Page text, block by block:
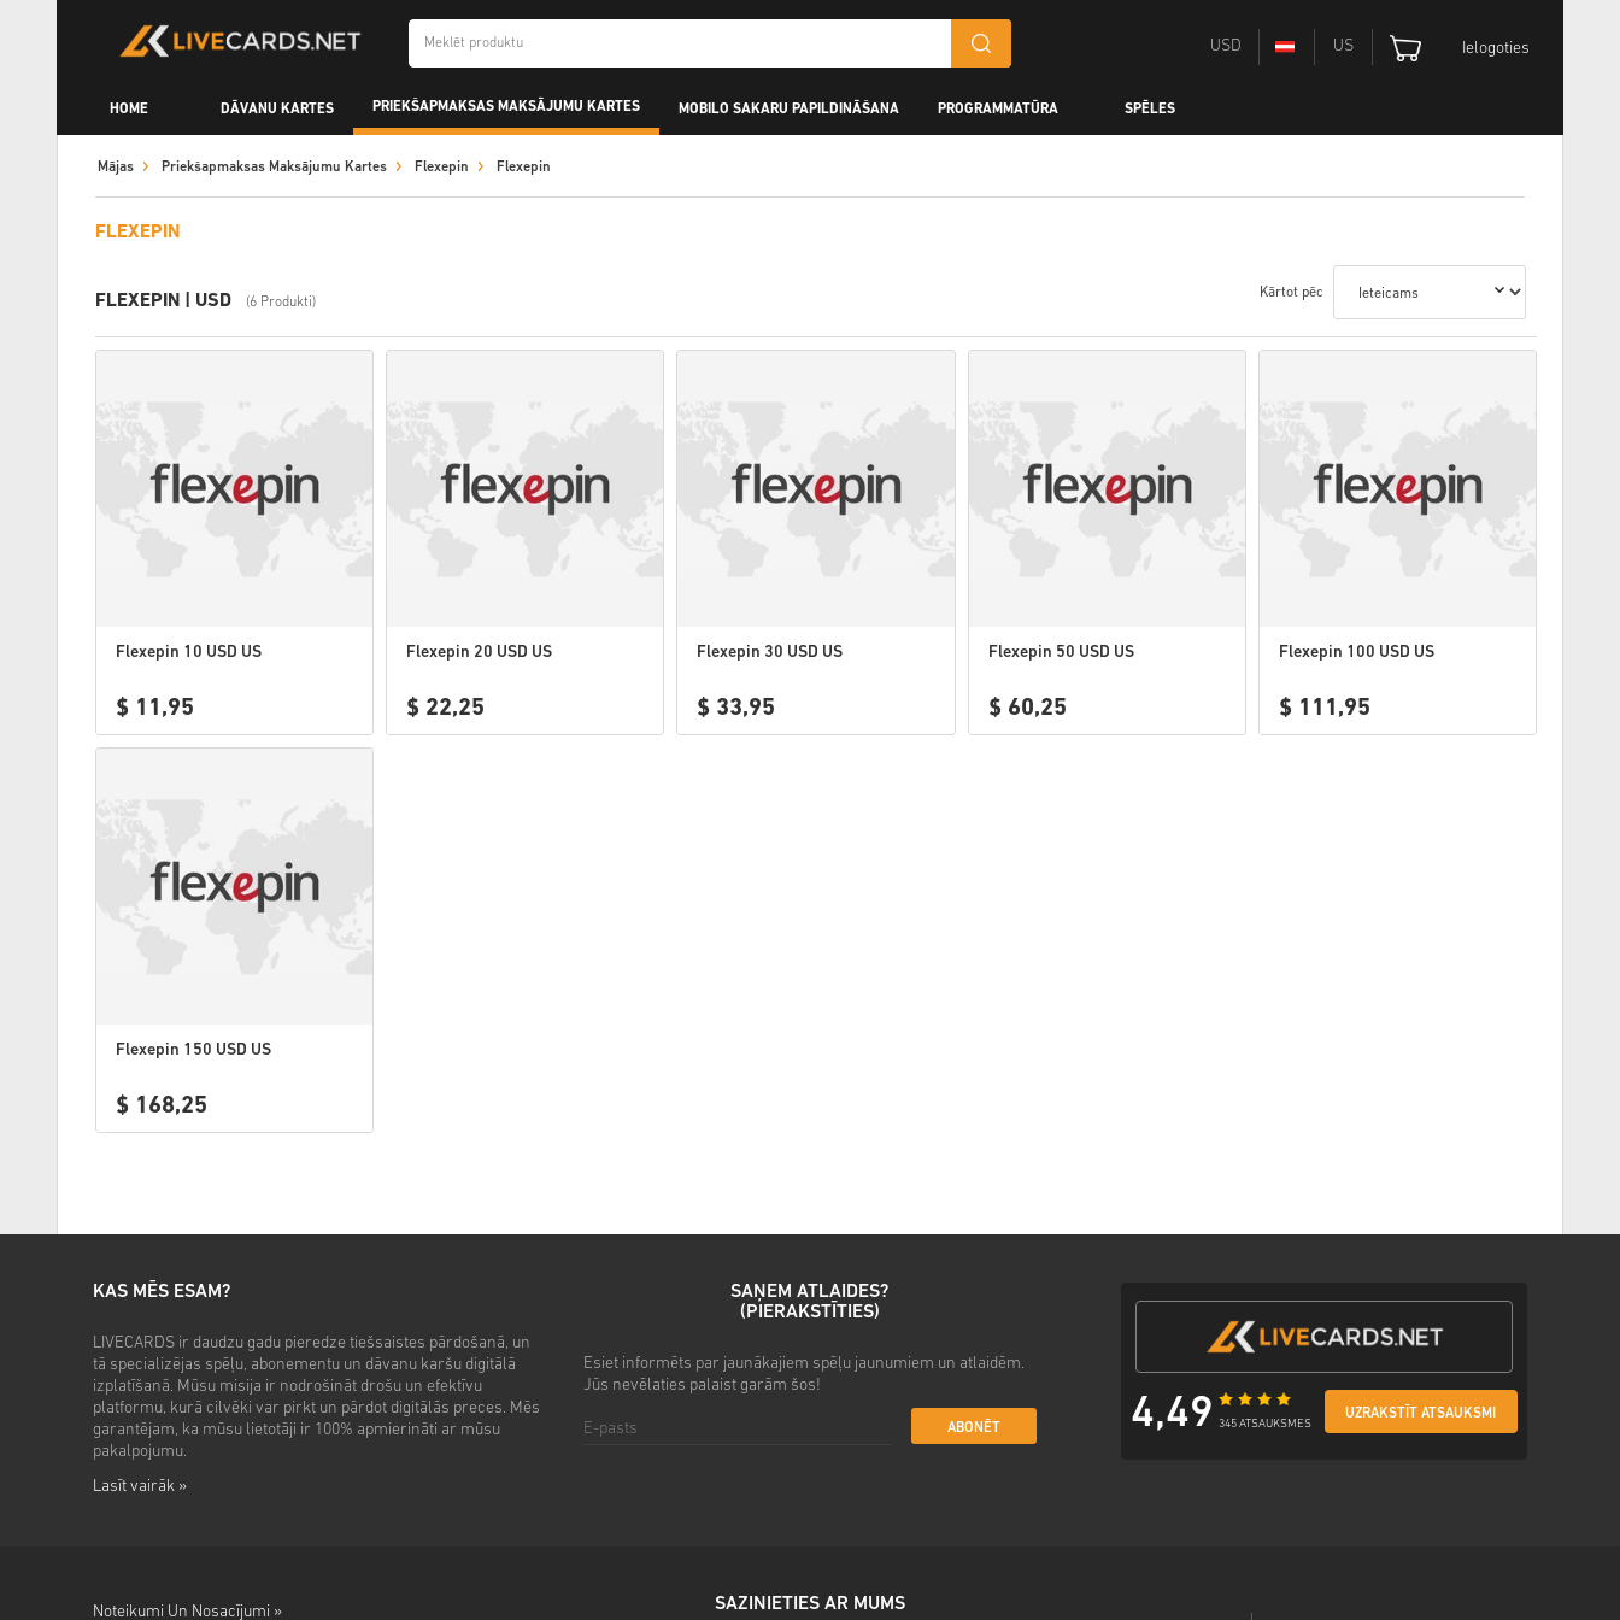
USD US Ielogoties
HOME DĀVANU KARTES PRIEKŠAPMAKSAS MAKSĀJUMU KARTES MOBILO SAKARU PAPILDINĀŠANA PROGRAMMATŪRA SPĒLES
Mājas Priekšapmaksas Maksājumu Kartes Flexepin Flexepin
FLEXEPIN
FLEXEPIN | USD (6 Produkti)
Kārtot pēc
Flexepin 10 USD US
$ 11,95
Flexepin 20 USD US
$ 22,25
Flexepin 30 USD US
$ 33,95
Flexepin 50 USD US
$ 60,25
Flexepin 100 USD US
$ 111,95
Flexepin 150 USD US
$ 168,25
KAS MĒS ESAM?
LIVECARDS ir daudzu gadu pieredze tiešsaistes pārdošanā, un
tā specializējas spēļu, abonementu un dāvanu karšu digitālā
izplatīšanā. Mūsu misija ir nodrošināt drošu un efektīvu
platformu, kurā cilvēki var pirkt un pārdot digitālās preces. Mēs
garantējam, ka mūsu lietotāji ir 100% apmierināti ar mūsu
pakalpojumu.
Lasīt vairāk »
SAŅEM ATLAIDES?
(PIERAKSTĪTIES)
Esiet informēts par jaunākajiem spēļu jaunumiem un atlaidēm.
Jūs nevēlaties palaist garām šos!
ABONĒT 4,49 345 ATSAUKSMES
UZRAKSTĪT ATSAUKSMI
Noteikumi Un Nosacījumi » SAZINIETIES AR MUMS